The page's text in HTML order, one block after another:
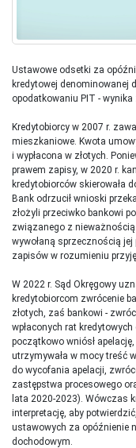
Ustawowe odsetki za
kredytowej denominowanej
opodatkowaniu PIT -
Kredytobiorcy w 2007 r.
mieszkaniowe. Kwota
i wypłacona w złotych.
prawem zapisy, w 2020 r.
kredytobiorców skierowała
Bank odrzucił wnioski
złożyli przeciwko bankowi
związanego z
wywołaną sprzecznością
zapisów w rozumieniu
W 2022 r. Sąd Okręgowy
kredytobiorcom zwrócenie
złotych, zaś bankowi -
wpłaconych rat
początkowo wniósł
utrzymywała w mocy treść
do wycofania apelacji,
zastępstwa procesowego
lata 2020-2023). Wówczas
interpretację, aby
ustawowych za opóźnienie
dochodowym.